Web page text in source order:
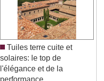
Tuiles terre cuite et
solaires: le top de
l'élégance et de la